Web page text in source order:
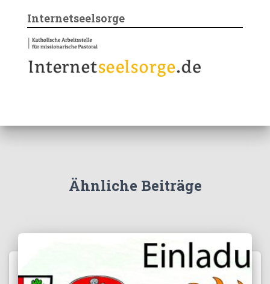
Internetseelsorge
Ähnliche Beiträge